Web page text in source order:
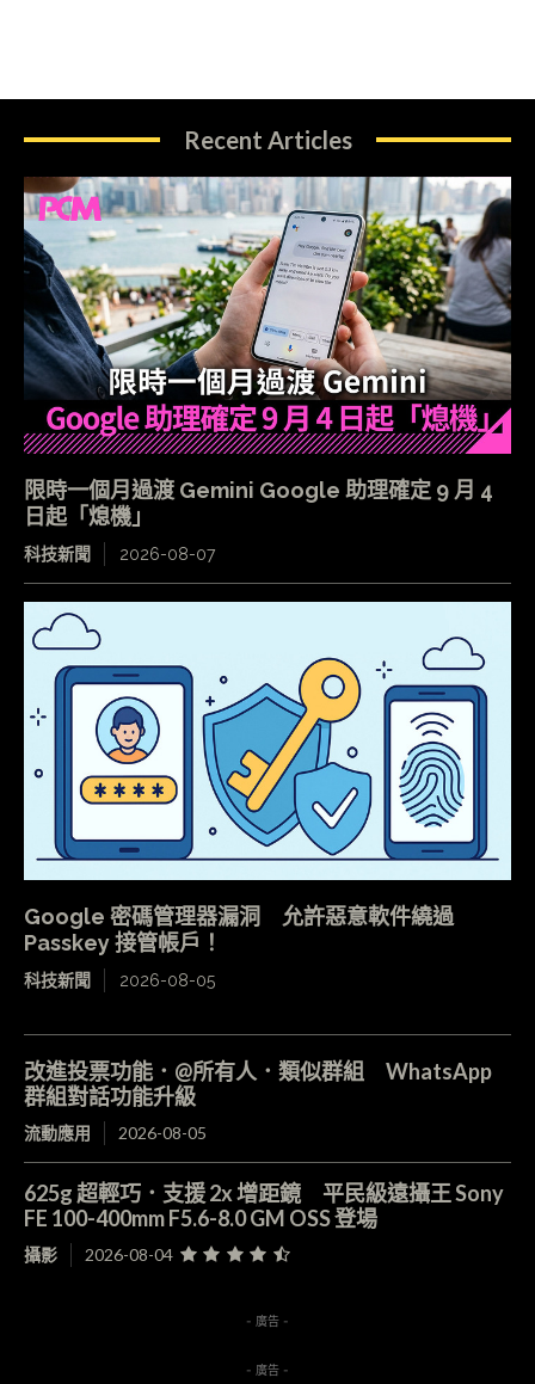
Recent Articles
限時一個月過渡 Gemini Google 助理確定 9 月 4
日起「熄機」
科技新聞 2026-08-07
Google 密碼管理器漏洞 允許惡意軟件繞過
Passkey 接管帳戶！
科技新聞 2026-08-05
改進投票功能．@所有人．類似群組 WhatsApp
群組對話功能升級
流動應用 2026-08-05
625g 超輕巧．支援 2x 增距鏡 平民級遠攝王 Sony
FE 100-400mm F5.6-8.0 GM OSS 登場
攝影 2026-08-04
- 廣告 -
- 廣告 -